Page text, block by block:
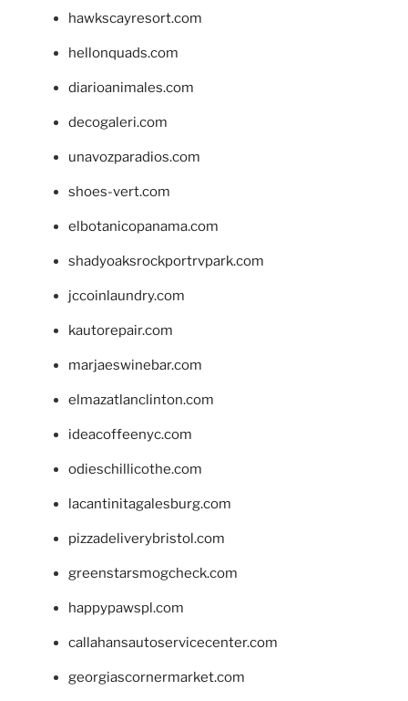
hawkscayresort.com
hellonquads.com
diarioanimales.com
decogaleri.com
unavozparadios.com
shoes-vert.com
elbotanicopanama.com
shadyoaksrockportrvpark.com
jccoinlaundry.com
kautorepair.com
marjaeswinebar.com
elmazatlanclinton.com
ideacoffeenyc.com
odieschillicothe.com
lacantinitagalesburg.com
pizzadeliverybristol.com
greenstarsmogcheck.com
happypawspl.com
callahansautoservicecenter.com
georgiascornermarket.com